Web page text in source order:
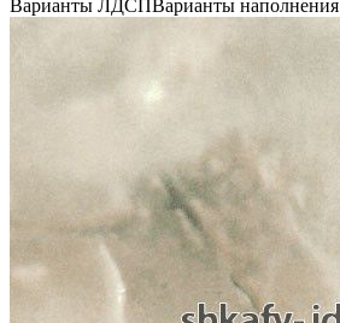
Варианты ЛДСПВарианты наполнения